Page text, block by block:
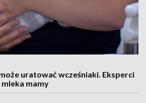
uratować wcześniaki. Eksperci
mamy